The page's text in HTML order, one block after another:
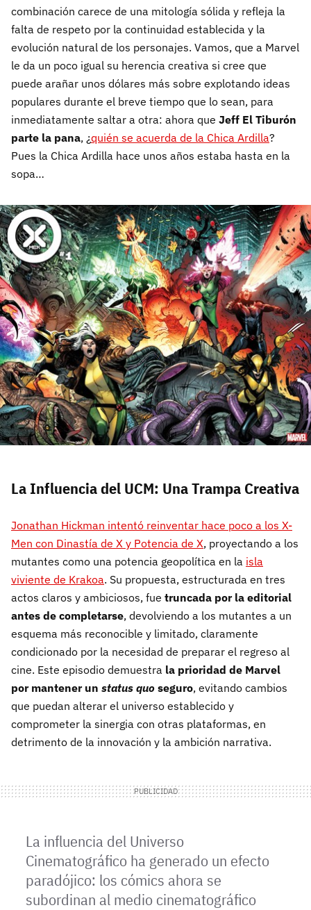
combinación carece de una mitología sólida y refleja la
falta de respeto por la continuidad establecida y la
evolución natural de los personajes. Vamos, que a Marvel
le da un poco igual su herencia creativa si cree que
puede arañar unos dólares más sobre explotando ideas
populares durante el breve tiempo que lo sean, para
inmediatamente saltar a otra: ahora que Jeff El Tiburón
parte la pana, ¿quién se acuerda de la Chica Ardilla?
Pues la Chica Ardilla hace unos años estaba hasta en la
sopa…
La Influencia del UCM: Una Trampa Creativa
Jonathan Hickman intentó reinventar hace poco a los X-
Men con Dinastía de X y Potencia de X, proyectando a los
mutantes como una potencia geopolítica en la isla
viviente de Krakoa. Su propuesta, estructurada en tres
actos claros y ambiciosos, fue truncada por la editorial
antes de completarse, devolviendo a los mutantes a un
esquema más reconocible y limitado, claramente
condicionado por la necesidad de preparar el regreso al
cine. Este episodio demuestra la prioridad de Marvel
por mantener un status quo seguro, evitando cambios
que puedan alterar el universo establecido y
comprometer la sinergia con otras plataformas, en
detrimento de la innovación y la ambición narrativa.
La influencia del Universo
Cinematográfico ha generado un efecto
paradójico: los cómics ahora se
subordinan al medio cinematográfico